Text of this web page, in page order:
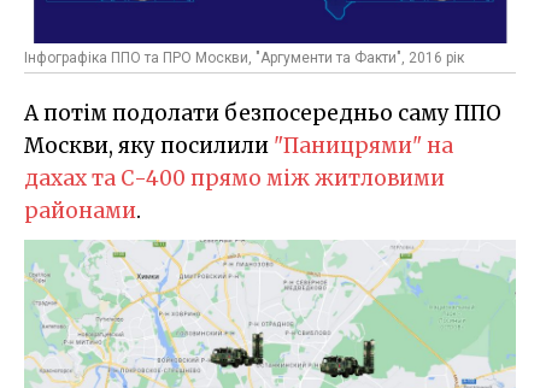
Інфографіка ППО та ПРО Москви, "Аргументи та Факти", 2016 рік
А потім подолати безпосередньо саму ППО
Москви, яку посилили "Паницрями" на
дахах та С-400 прямо між житловими
районами.